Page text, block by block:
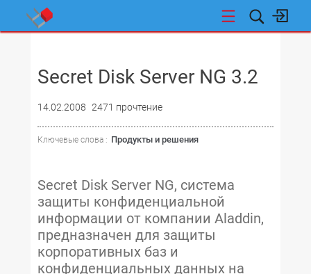
Secret Disk Server NG 3.2
14.02.2008 2471 прочтение
Ключевые слова : Продукты и решения
Secret Disk Server NG, система
защиты конфиденциальной
информации от компании Aladdin,
предназначен для защиты
корпоративных баз и
конфиденциальных данных на